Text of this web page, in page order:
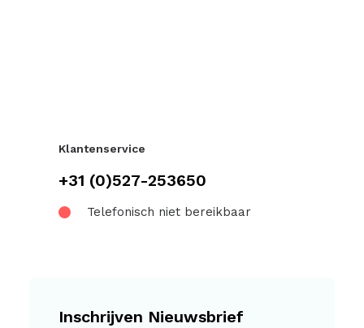
Klantenservice
+31 (0)527-253650
Telefonisch niet bereikbaar
Inschrijven Nieuwsbrief